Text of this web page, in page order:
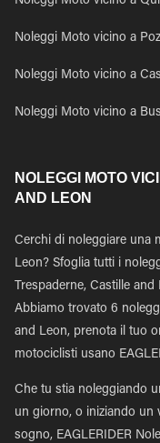
Noleggi Moto vicino a
Noleggi Moto vicino a
Noleggi Moto vicino a
NOLEGGI MOTO
AND LEON
Cerchi di noleggiare una
Leon? Sfoglia tutti i
Trespaderne, Castille
Abbiamo trovato 6
and Leon, prenota il tuo
motociclisti usano
Che tu stia noleggiando
un giorno, o iniziando un
sogno, EAGLERIDER